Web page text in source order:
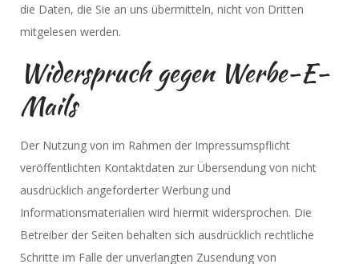
die Daten, die Sie an uns übermitteln, nicht von Dritten
mitgelesen werden.
Widerspruch gegen Werbe-E-
Mails
Der Nutzung von im Rahmen der Impressumspflicht
veröffentlichten Kontaktdaten zur Übersendung von nicht
ausdrücklich angeforderter Werbung und
Informationsmaterialien wird hiermit widersprochen. Die
Betreiber der Seiten behalten sich ausdrücklich rechtliche
Schritte im Falle der unverlangten Zusendung von